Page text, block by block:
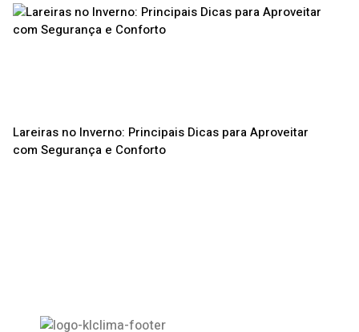
Lareiras no Inverno: Principais Dicas para Aproveitar
com Segurança e Conforto